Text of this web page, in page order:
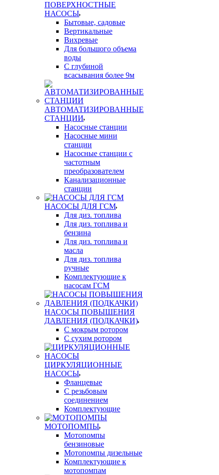
ПОВЕРХНОСТНЫЕ
НАСОСЫ
Бытовые, садовые
Вертикальные
Вихревые
Для большого объема
воды
С глубиной
всасывания более 9м
АВТОМАТИЗИРОВАННЫЕ
СТАНЦИИ
Насосные станции
Насосные мини
станции
Насосные станции с
частотным
преобразователем
Канализационные
станции
НАСОСЫ ДЛЯ ГСМ
Для диз. топлива
Для диз. топлива и
бензина
Для диз. топлива и
масла
Для диз. топлива
ручные
Комплектующие к
насосам ГСМ
НАСОСЫ ПОВЫШЕНИЯ
ДАВЛЕНИЯ (ПОДКАЧКИ)
С мокрым ротором
С сухим ротором
ЦИРКУЛЯЦИОННЫЕ
НАСОСЫ
Фланцевые
С резьбовым
соединением
Комплектующие
МОТОПОМПЫ
Мотопомпы
бензиновые
Мотопомпы дизельные
Комплектующие к
мотопомпам